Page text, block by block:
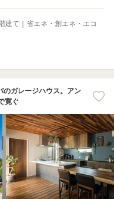
建て｜省エネ・創エネ・エコ
のガレージハウス。アン
寛ぐ